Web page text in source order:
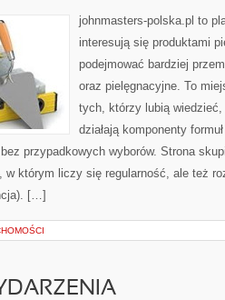
johnmasters-polska.pl to
interesują się produktami
podejmować bardziej
oraz pielęgnacyjne. To
tych, którzy lubią wiedzieć,
działają komponenty
przypadkowych wyborów. Strona
w którym liczy się regularność, ale też
[…]